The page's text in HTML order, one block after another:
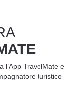
l’App TravelMate e
turistico